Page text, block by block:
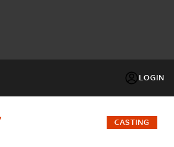
LOGIN
FACTOR
CASTING